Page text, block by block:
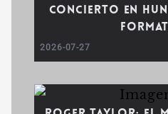
concierto en
2026-07-27